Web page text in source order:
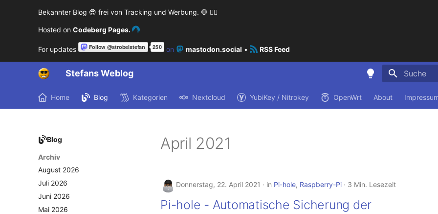
Bekannter Blog 😎 frei von Tracking und Werbung. 🛑 🙅‍♂️
Hosted on Codeberg Pages.
For updates on mastodon.social • RSS Feed
Stefans Weblog
Home Blog Kategorien Nextcloud YubiKey / Nitrokey OpenWrt About
Blog
Archiv
August 2026
Juli 2026
Juni 2026
Mai 2026
April 2021
Donnerstag, 22. April 2021 in Pi-hole, Raspberry-Pi 3 Min. Lesezeit
Pi-hole - Automatische Sicherung der